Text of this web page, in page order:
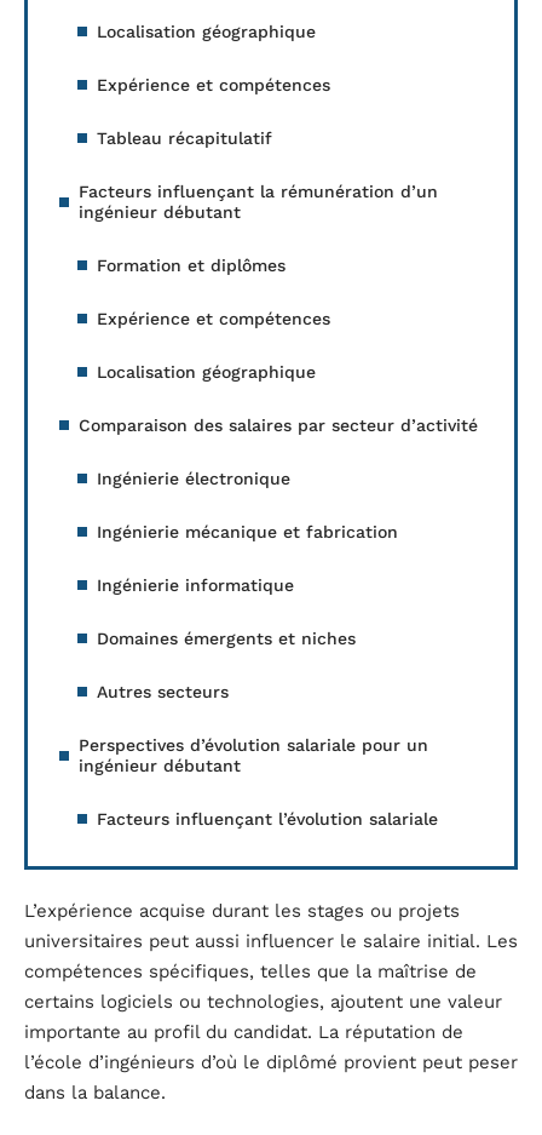
Localisation géographique
Expérience et compétences
Tableau récapitulatif
Facteurs influençant la rémunération d’un
ingénieur débutant
Formation et diplômes
Expérience et compétences
Localisation géographique
Comparaison des salaires par secteur d’activité
Ingénierie électronique
Ingénierie mécanique et fabrication
Ingénierie informatique
Domaines émergents et niches
Autres secteurs
Perspectives d’évolution salariale pour un
ingénieur débutant
Facteurs influençant l’évolution salariale
L’expérience acquise durant les stages ou projets
universitaires peut aussi influencer le salaire initial. Les
compétences spécifiques, telles que la maîtrise de
certains logiciels ou technologies, ajoutent une valeur
importante au profil du candidat. La réputation de
l’école d’ingénieurs d’où le diplômé provient peut peser
dans la balance.